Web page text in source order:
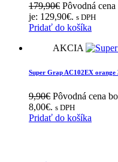
179,90€ Pôvodná
je: 129,90€. s DPH
Pridať do košíka
AKCIA
Super Grap AC102EX orange
9,90€ Pôvodná cena
8,00€. s DPH
Pridať do košíka